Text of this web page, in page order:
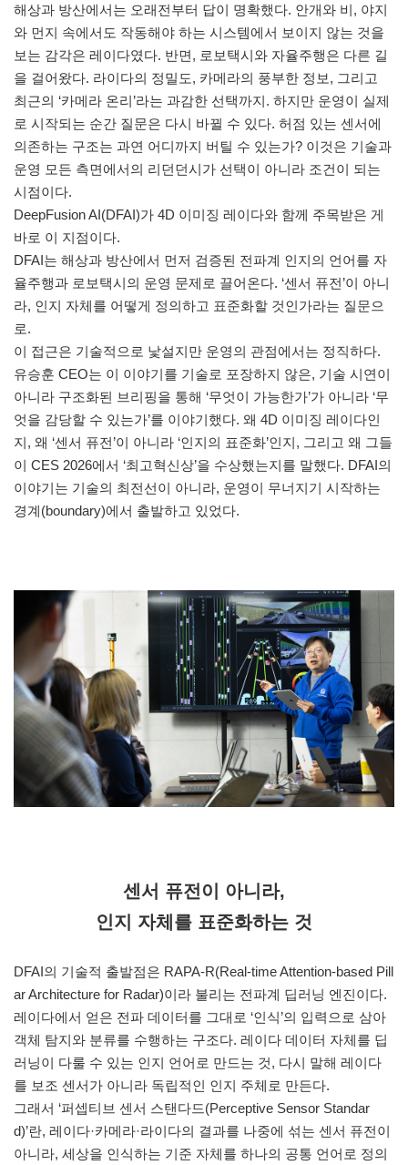
해상과 방산에서는 오래전부터 답이 명확했다. 안개와 비, 야지
와 먼지 속에서도 작동해야 하는 시스템에서 보이지 않는 것을
보는 감각은 레이다였다. 반면, 로보택시와 자율주행은 다른 길
을 걸어왔다. 라이다의 정밀도, 카메라의 풍부한 정보, 그리고
최근의 ‘카메라 온리’라는 과감한 선택까지. 하지만 운영이 실제
로 시작되는 순간 질문은 다시 바뀔 수 있다. 허점 있는 센서에
의존하는 구조는 과연 어디까지 버틸 수 있는가? 이것은 기술과
운영 모든 측면에서의 리던던시가 선택이 아니라 조건이 되는
시점이다.
DeepFusion AI(DFAI)가 4D 이미징 레이다와 함께 주목받은 게
바로 이 지점이다.
DFAI는 해상과 방산에서 먼저 검증된 전파계 인지의 언어를 자
율주행과 로보택시의 운영 문제로 끌어온다. ‘센서 퓨전’이 아니
라, 인지 자체를 어떻게 정의하고 표준화할 것인가라는 질문으
로.
이 접근은 기술적으로 낯설지만 운영의 관점에서는 정직하다.
유승훈 CEO는 이 이야기를 기술로 포장하지 않은, 기술 시연이
아니라 구조화된 브리핑을 통해 ‘무엇이 가능한가’가 아니라 ‘무
엇을 감당할 수 있는가’를 이야기했다. 왜 4D 이미징 레이다인
지, 왜 ‘센서 퓨전’이 아니라 ‘인지의 표준화’인지, 그리고 왜 그들
이 CES 2026에서 ‘최고혁신상’을 수상했는지를 말했다. DFAI의
이야기는 기술의 최전선이 아니라, 운영이 무너지기 시작하는
경계(boundary)에서 출발하고 있었다.
센서 퓨전이 아니라,
인지 자체를 표준화하는 것
DFAI의 기술적 출발점은 RAPA-R(Real-time Attention-based Pill
ar Architecture for Radar)이라 불리는 전파계 딥러닝 엔진이다.
레이다에서 얻은 전파 데이터를 그대로 ‘인식’의 입력으로 삼아
객체 탐지와 분류를 수행하는 구조다. 레이다 데이터 자체를 딥
러닝이 다룰 수 있는 인지 언어로 만드는 것, 다시 말해 레이다
를 보조 센서가 아니라 독립적인 인지 주체로 만든다.
그래서 ‘퍼셉티브 센서 스탠다드(Perceptive Sensor Standar
d)’란, 레이다·카메라·라이다의 결과를 나중에 섞는 센서 퓨전이
아니라, 세상을 인식하는 기준 자체를 하나의 공통 언어로 정의